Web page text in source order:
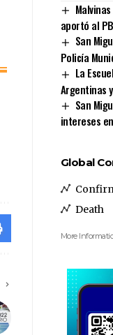
aportó al
San
Policía
La
Argentinas
San
intereses
Global
Death
More